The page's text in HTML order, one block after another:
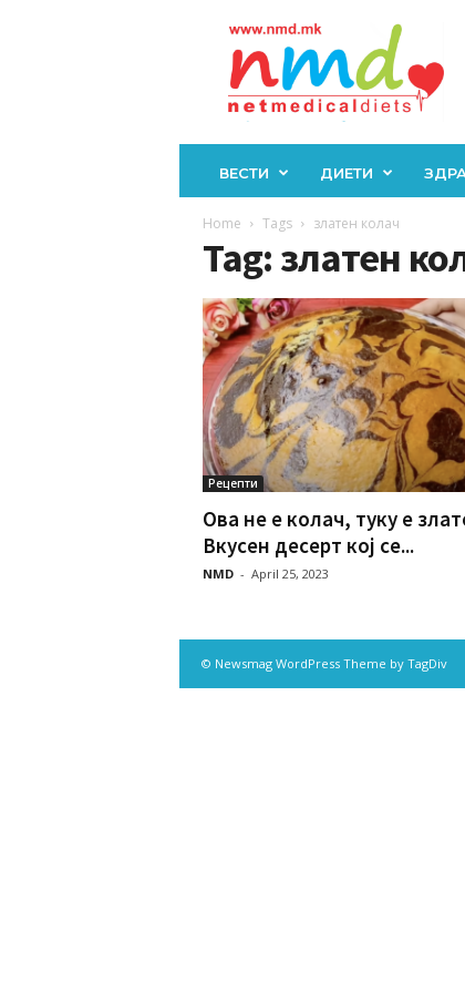
ВЕСТИ ДИЕТИ
Home Tags златен колач
Tag: златен
Рецепти
Ова не е колач, туку е
Вкусен десерт кој се...
NMD - April 25, 2023
© Newsmag WordPress Theme by TagDiv